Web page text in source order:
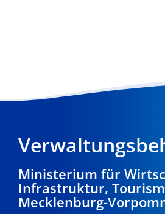
Ministerium für
Infrastruktur,
Mecklenburg-